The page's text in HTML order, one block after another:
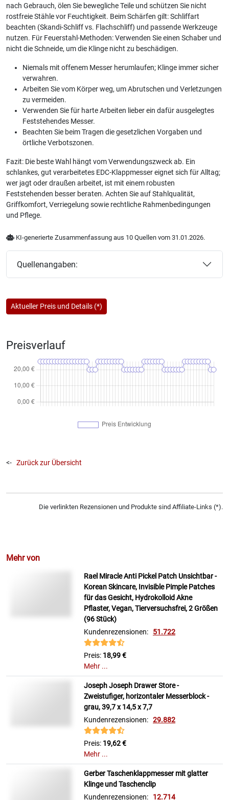
nach Gebrauch, ölen Sie bewegliche Teile und schützen Sie nicht
rostfreie Stähle vor Feuchtigkeit. Beim Schärfen gilt: Schliffart
beachten (Skandi-Schliff vs. Flachschliff) und passende Werkzeuge
nutzen. Für Feuerstahl-Methoden: Verwenden Sie einen Schaber und
nicht die Schneide, um die Klinge nicht zu beschädigen.
Niemals mit offenem Messer herumlaufen; Klinge immer sicher
verwahren.
Arbeiten Sie vom Körper weg, um Abrutschen und Verletzungen
zu vermeiden.
Verwenden Sie für harte Arbeiten lieber ein dafür ausgelegtes
Feststehendes Messer.
Beachten Sie beim Tragen die gesetzlichen Vorgaben und
örtliche Verbotszonen.
Fazit: Die beste Wahl hängt vom Verwendungszweck ab. Ein
schlankes, gut verarbeitetes EDC-Klappmesser eignet sich für Alltag;
wer jagt oder draußen arbeitet, ist mit einem robusten
Feststehenden besser beraten. Achten Sie auf Stahlqualität,
Griffkomfort, Verriegelung sowie rechtliche Rahmenbedingungen
und Pflege.
KI-generierte Zusammenfassung aus 10 Quellen vom 31.01.2026.
Quellenangaben:
Aktueller Preis und Details (*)
Preisverlauf
<- Zurück zur Übersicht
Die verlinkten Rezensionen und Produkte sind Affiliate-Links (*).
Mehr von
Rael Miracle Anti Pickel Patch Unsichtbar -
Korean Skincare, Invisible Pimple Patches
für das Gesicht, Hydrokolloid Akne
Pflaster, Vegan, Tierversuchsfrei, 2 Größen
(96 Stück)
Kundenrezensionen: 51.722
Preis: 18,99 €
Mehr ...
Joseph Joseph Drawer Store -
Zweistufiger, horizontaler Messerblock -
grau, 39,7 x 14,5 x 7,7
Kundenrezensionen: 29.882
Preis: 19,62 €
Mehr ...
Gerber Taschenklappmesser mit glatter
Klinge und Taschenclip
Kundenrezensionen: 12.714